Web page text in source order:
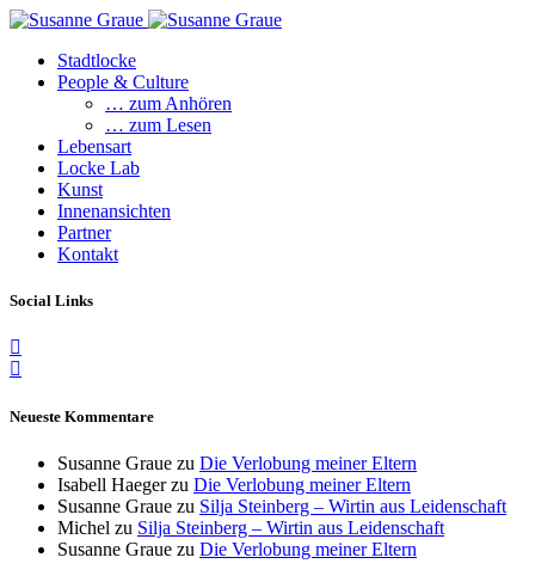
Stadtlocke
People & Culture
… zum Anhören
… zum Lesen
Lebensart
Locke Lab
Kunst
Innenansichten
Partner
Kontakt
Social Links
Neueste Kommentare
Susanne Graue zu Die Verlobung meiner Eltern
Isabell Haegerzu Die Verlobung meiner Eltern
Susanne Graue zu Silja Steinberg – Wirtin aus Leidenschaft
Michel zu Silja Steinberg – Wirtin aus Leidenschaft
Susanne Graue zu Die Verlobung meiner Eltern